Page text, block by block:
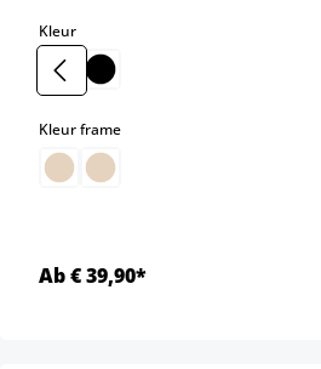
Kleurselect
Kleur frameselect
Ab € 39,90*